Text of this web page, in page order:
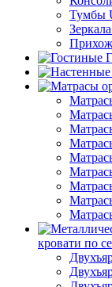
Тумбы
кровати по